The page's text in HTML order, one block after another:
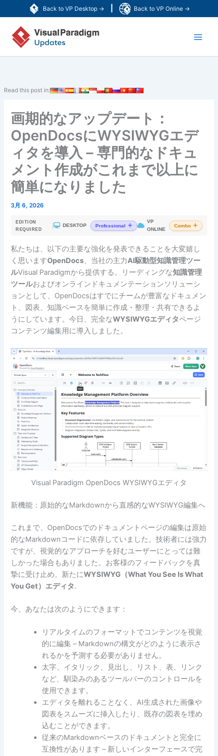
Back to VP Desktop → Back to VP Online →
容
Read this post in:
画期的なアップデート：
OpenDocsにWYSIWYGエデ
ィタを導入 – 専門的なドキュ
メント作成がこれまで以上に
簡単になりました
3月 6, 2026
EDITION
REQUIRED
DESKTOP Professional
VP
ONLINE
Combo
私たちは、以下の主要な強化を発表できることを大変嬉し
く思いますOpenDocs、当社の主力AI駆動型知識管理ツー
ルVisual Paradigmから提供する。リーディングな知識管理
ツールおよびオンラインドキュメンテーションソリューシ
ョンとして、OpenDocsはすでにチームが豊富なドキュメン
ト、図表、知識ベースを簡単に作成・整理・共有できるよ
うにしています。今日、完全なWYSIWYGエディタページ
コンテンツ編集用に導入しました。
Visual Paradigm OpenDocs WYSIWYGエディタ
新機能：原始的なMarkdownから直感的なWYSIWYG編集へ
これまで、OpenDocsでのドキュメントページの編集は原始
的なMarkdownコードに依存していました。技術者には強力
ですが、視覚的なアプローチを好むユーザーにとっては難
しかった場合もありました。お客様のフィードバックを真
摯に受け止め、新たにWYSIWYG（What You See Is What
You Get）エディタ.
今、あなたは次のようにできます：
リアルタイムのフォーマットでコンテンツを視覚
的に編集 – Markdownの構文がどのように表示さ
れるかを予測する必要がありません。
太字、イタリック、見出し、リスト、表、リンク
など、馴染みのあるツールバーのコントロールを
使用できます。
エディタを離れることなく、AI生成された画像や
図表をスムーズに挿入したり、既存の図表を埋め
込むことができます。
従来のMarkdownベースのドキュメントと完全に
互換性があります – 新しいインターフェースで完